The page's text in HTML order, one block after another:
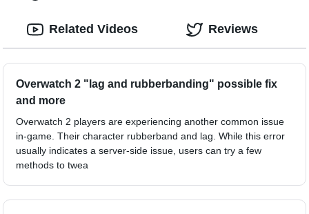
Overwatch 2 "lag and rubberbanding" possible fix
and more
Overwatch 2 players are experiencing another common issue
in-game. Their character rubberband and lag. While this error
usually indicates a server-side issue, users can try a few
methods to twea
Related Videos Reviews